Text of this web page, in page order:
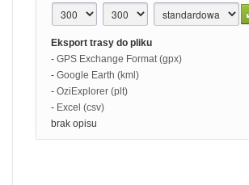
Eksport trasy do pliku
- GPS Exchange Format (gpx)
- Google Earth (kml)
- OziExplorer (plt)
- Excel (csv)
brak opisu